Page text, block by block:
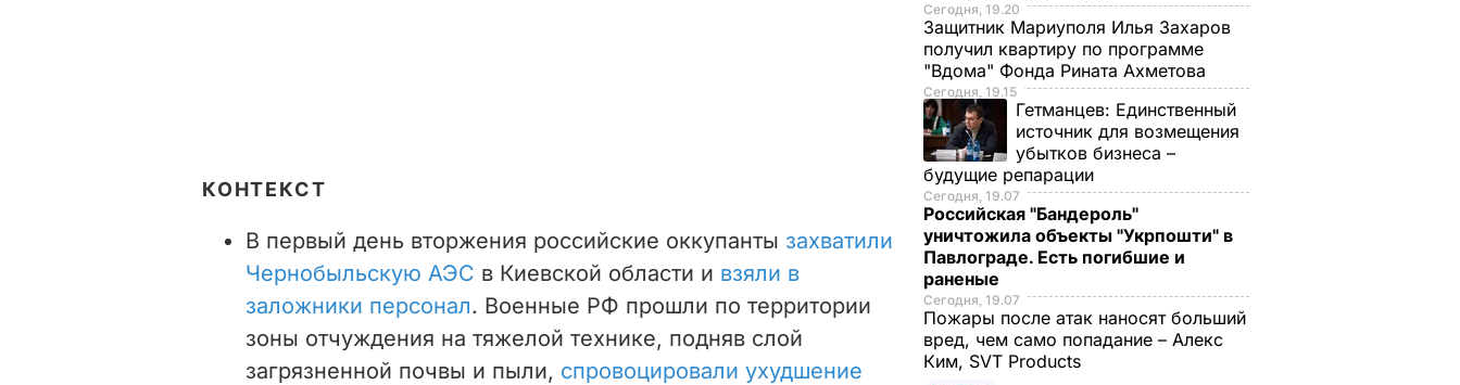
КОНТЕКСТ
В первый день вторжения российские оккупанты захватили
Чернобыльскую АЭС в Киевской области и взяли в
заложники персонал. Военные РФ прошли по территории
зоны отчуждения на тяжелой технике, подняв слой
загрязненной почвы и пыли, спровоцировали ухудшение
Сегодня, 19.20
Защитник Мариуполя Илья Захаров
получил квартиру по программе
"Вдома" Фонда Рината Ахметова
Сегодня, 19.15
Гетманцев: Единственный
источник для возмещения
убытков бизнеса –
будущие репарации
Сегодня, 19.07
Российская "Бандероль"
уничтожила объекты "Укрпошти" в
Павлограде. Есть погибшие и
раненые
Сегодня, 19.07
Пожары после атак наносят больший
вред, чем само попадание – Алекс
Ким, SVT Products